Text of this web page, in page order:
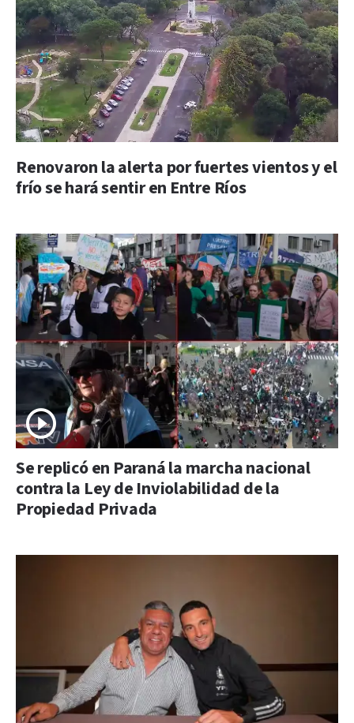
Renovaron la alerta por fuertes vientos y el
frío se hará sentir en Entre Ríos
Se replicó en Paraná la marcha nacional
contra la Ley de Inviolabilidad de la
Propiedad Privada